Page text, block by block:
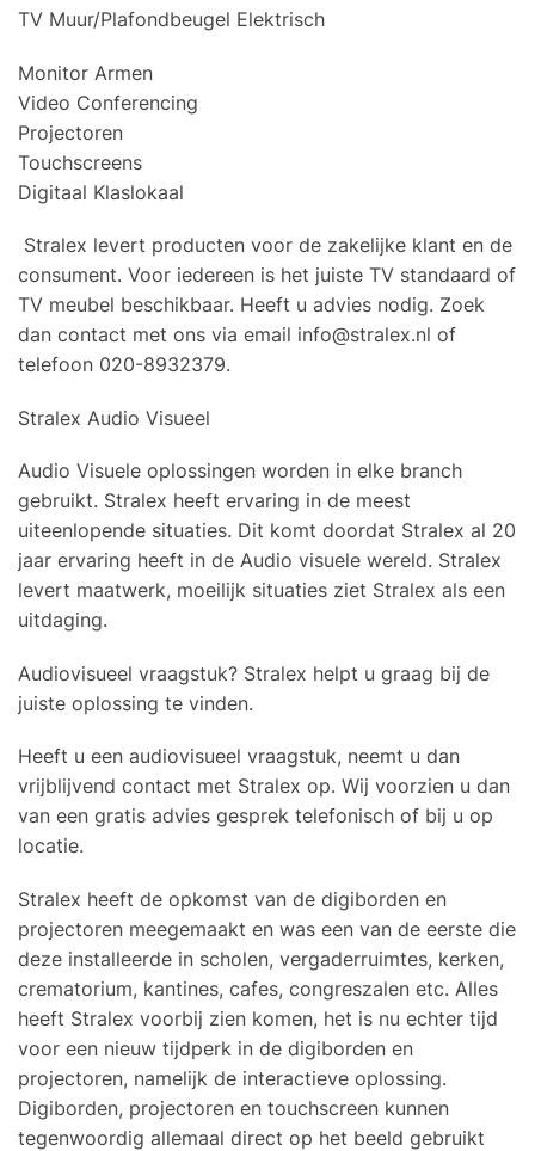
TV Muur/Plafondbeugel Elektrisch
Monitor Armen
Video Conferencing
Projectoren
Touchscreens
Digitaal Klaslokaal
Stralex levert producten voor de zakelijke klant en de
consument. Voor iedereen is het juiste TV standaard of
TV meubel beschikbaar. Heeft u advies nodig. Zoek
dan contact met ons via email info@stralex.nl of
telefoon 020-8932379.
Stralex Audio Visueel
Audio Visuele oplossingen worden in elke branch
gebruikt. Stralex heeft ervaring in de meest
uiteenlopende situaties. Dit komt doordat Stralex al 20
jaar ervaring heeft in de Audio visuele wereld. Stralex
levert maatwerk, moeilijk situaties ziet Stralex als een
uitdaging.
Audiovisueel vraagstuk? Stralex helpt u graag bij de
juiste oplossing te vinden.
Heeft u een audiovisueel vraagstuk, neemt u dan
vrijblijvend contact met Stralex op. Wij voorzien u dan
van een gratis advies gesprek telefonisch of bij u op
locatie.
Stralex heeft de opkomst van de digiborden en
projectoren meegemaakt en was een van de eerste die
deze installeerde in scholen, vergaderruimtes, kerken,
crematorium, kantines, cafes, congreszalen etc. Alles
heeft Stralex voorbij zien komen, het is nu echter tijd
voor een nieuw tijdperk in de digiborden en
projectoren, namelijk de interactieve oplossing.
Digiborden, projectoren en touchscreen kunnen
tegenwoordig allemaal direct op het beeld gebruikt